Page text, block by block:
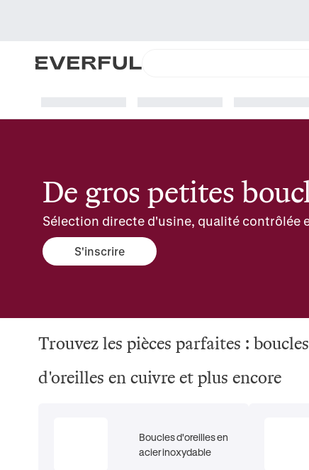
De gros petites
Sélection directe d'usine, qualité contrôlée
S'inscrire
Trouvez les pièces parfaites :
d'oreilles en cuivre et plus encore
Boucles d'oreilles en
acier inoxydable